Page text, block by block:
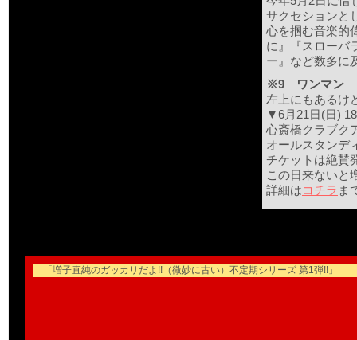
サクセションと
心を掴む音楽的
に』『スローバ
ー』など数多に
※9 ワンマン
左上にもあるけ
▼6月21日(日)
心斎橋クラブク
オールスタンデ
チケットは絶賛
この日来ないと
詳細はコチラ ま
「増子直純のガッカリだよ!!（微妙に古い）不定期シリーズ 第1弾!!」